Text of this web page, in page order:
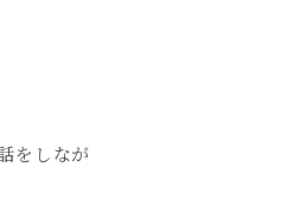
をしなが